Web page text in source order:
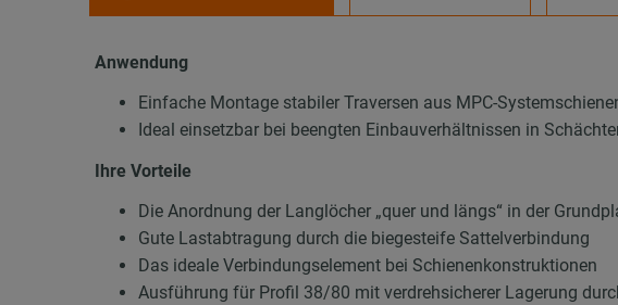
Anwendung
Einfache Montage stabiler Traversen aus MPC-
Ideal einsetzbar bei beengten Einbauverhältnissen in
Ihre Vorteile
Die Anordnung der Langlöcher „quer und längs“ in der
Gute Lastabtragung durch die biegesteife Sattelverbindung
Das ideale Verbindungselement bei Schienenkonstruktionen
Ausführung für Profil 38/80 mit verdrehsicherer Lagerung